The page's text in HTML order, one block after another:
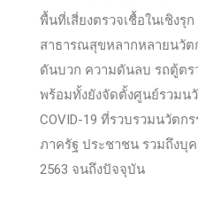
พื้นที่เสี่ยงตรวจเชื้อในเชิงรุ
สาธารณสุขหลากหลายนวัต
ดันบวก ความดันลบ รถตู้ตร
พร้อมทั้งยังจัดตั้งศูนย์รวมนวั
COVID-19 ที่รวบรวมนวัตก
ภาครัฐ ประชาชน รวมถึงบุ
2563 จนถึงปัจจุบัน